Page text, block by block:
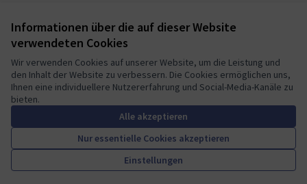
Informationen über die auf dieser Website
verwendeten Cookies
Wir verwenden Cookies auf unserer Website, um die Leistung und
den Inhalt der Website zu verbessern. Die Cookies ermöglichen uns,
Ihnen eine individuellere Nutzererfahrung und Social-Media-Kanäle zu
bieten.
Alle akzeptieren
Nur essentielle Cookies akzeptieren
Einstellungen
Nutzungsbedingungen
Cookie Einstellungen
Mautic Community Portal auf X
(Externer Link)
Mautic Community Portal auf Facebook
(Externer Link)
Mautic Community Portal auf Instagram
(Externer Link)
Mautic Community Portal auf YouTube
(Externer Link)
Mautic Community Portal auf GitHub
(Externer Link)
Deutsch
Sprache wählenChoose languageEscolher idiomaElegir el idioma
freier Software erstellt
(Externer Link)
.
A democratic space for your
community